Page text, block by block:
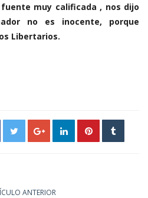
muy calificada , nos dijo
no es inocente, porque
Libertarios.
ANTERIOR